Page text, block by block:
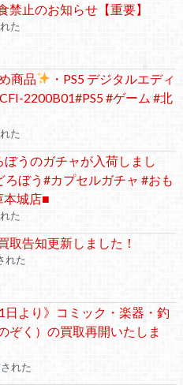
禁止のお知らせ【重要】
た
商品
・PS5 デジタルエディ
2200B01#PS5 #ゲーム #北
た
うのガチャが入荷しまし
ぼう#カプセルガチャ #おも
本城店■
た
取告知更新しました！
れた
日より》コミック・楽器・釣
ぞく）の買取再開いたしま
れた